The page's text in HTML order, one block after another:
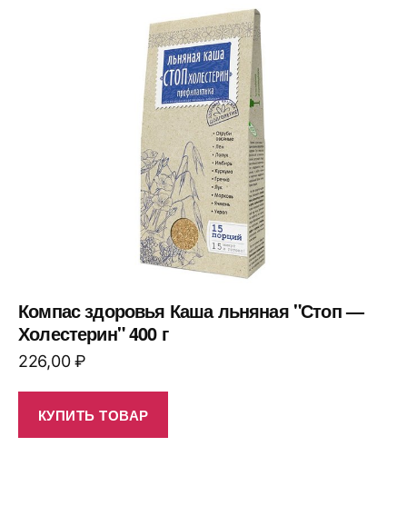
Компас здоровья Каша льняная "Стоп —
Холестерин" 400 г
226,00₽
КУПИТЬ ТОВАР